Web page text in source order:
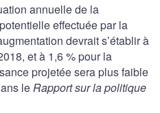
annuelle de la
effectuée par la
devrait s’établir à
et à 1,6 % pour la
projetée sera plus faible
leRapport sur la politique